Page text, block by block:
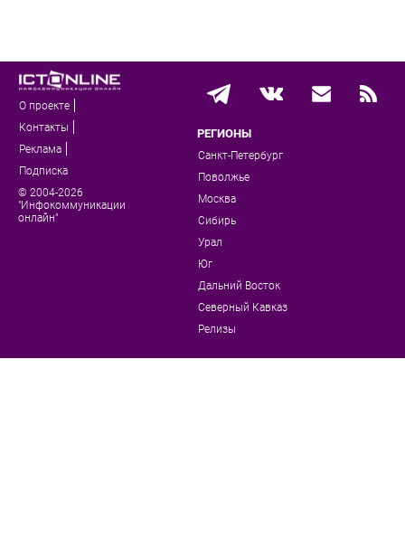
О проекте
Контакты
Реклама
Подписка
© 2004-2026
"Инфокоммуникации
онлайн"
РЕГИОНЫ
Санкт-Петербург
Поволжье
Москва
Сибирь
Урал
Юг
Дальний Восток
Северный Кавказ
Релизы